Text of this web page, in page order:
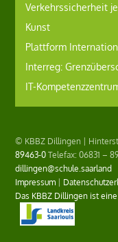
Verkehrssicherheit
Kunst
Plattform
Interreg:
IT-
© KBBZ Dillingen |
89463-0Telefax: 06831 –
dillingen@schule.saarland
Impressum |
Das KBBZ Dillingen ist